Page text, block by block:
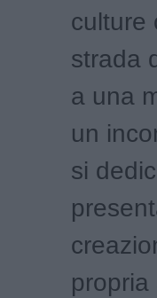
culture
strada
a una
un
si